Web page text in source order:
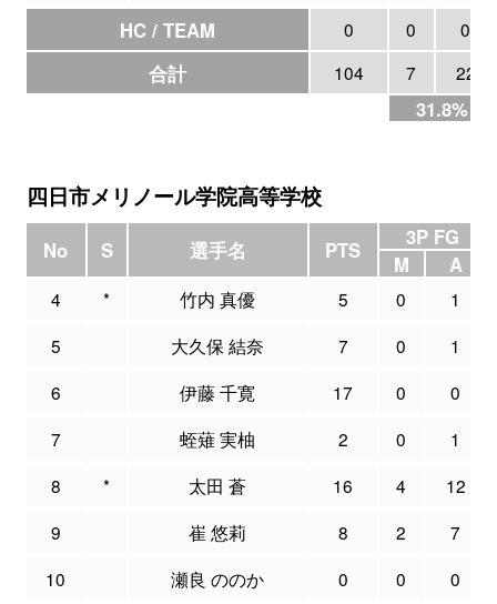
HC / TEAM 0 0 0
合計 104 7 22
31.8%
四日市メリノール学院高等学校
No S 選手名 PTS
3P FG
M
A
4 * 竹内 真優 5 0
1
5
大久保 結奈 7 0
1
6
伊藤 千寛 17 0
0
7
蛭薙 実柚 2 0
1
8
* 太田 蒼 16 4
12
9
崔 悠莉 8 2
7
10
瀬良 ののか 0 0 0